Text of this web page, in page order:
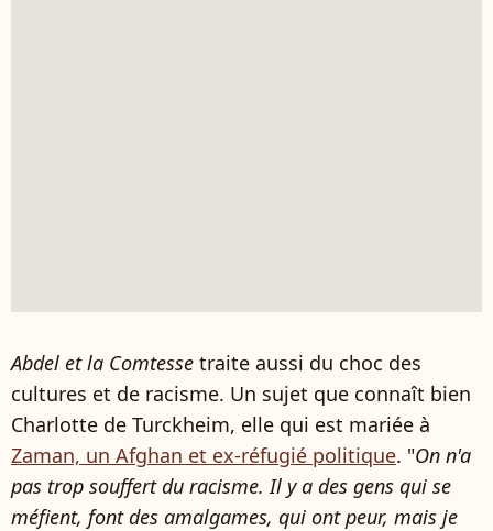
Abdel et la Comtesse traite aussi du choc des
cultures et de racisme. Un sujet que connaît bien
Charlotte de Turckheim, elle qui est mariée à
Zaman, un Afghan et ex-réfugié politique. "On n'a
pas trop souffert du racisme. Il y a des gens qui se
méfient, font des amalgames, qui ont peur, mais je